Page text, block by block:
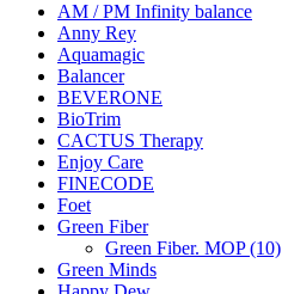
AM / PM Infinity balance
Anny Rey
Aquamagic
Balancer
BEVERONE
BioTrim
CACTUS Therapy
Enjoy Care
FINECODE
Foet
Green Fiber
Green Fiber. MOP (10)
Green Minds